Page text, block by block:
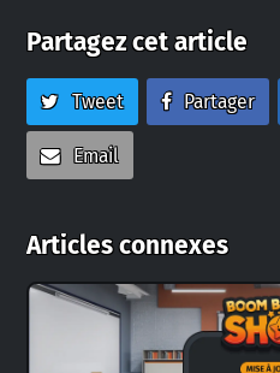
Partagez cet article
Tweet Partager
Email
Articles connexes